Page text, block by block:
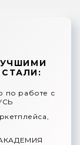
работе с